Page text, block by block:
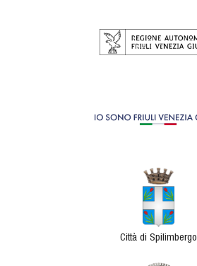
Città di Spilimbergo